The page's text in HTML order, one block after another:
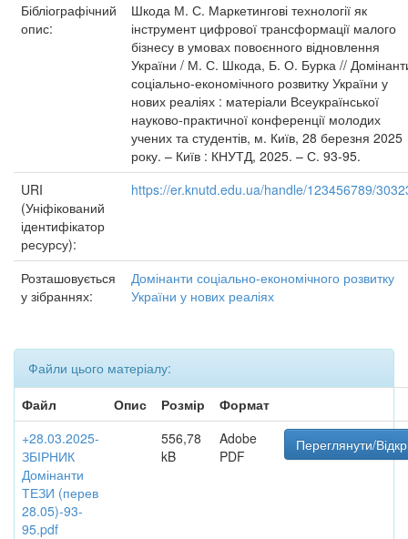
Бібліографічний
опис:
Шкода М. С. Маркетингові технології як
інструмент цифрової трансформації малого
бізнесу в умовах повоєнного відновлення
України / М. С. Шкода, Б. О. Бурка //
соціально-економічного розвитку України у
нових реаліях : матеріали Всеукраїнської
науково-практичної конференції молодих
учених та студентів, м. Київ, 28 березня 2025
року. – Київ : КНУТД, 2025. – С. 93-95.
URI
(Уніфікований
ідентифікатор
ресурсу):
https://er.knutd.edu.ua/handle/123456789/
Розташовується
у зібраннях:
Домінанти соціально-економічного розвитку
України у нових реаліях
Файли цього матеріалу:
Файл
Опис Розмір
Формат
+28.03.2025-
ЗБІРНИК
Домінанти
ТЕЗИ (перев
28.05)-93-
95.pdf
556,78
kB
Adobe
PDF
Переглянути/